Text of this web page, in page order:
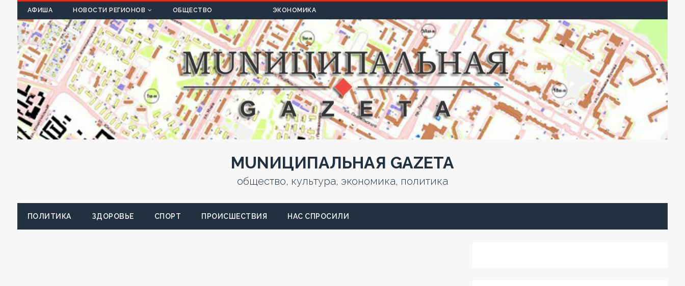
АФИША НОВОСТИ РЕГИОНОВ ОБЩЕСТВО ЭКОНОМИКА
MUNИЦИПАЛЬНАЯ GAZЕТА
общество, культура, экономика, политика
ПОЛИТИКА ЗДОРОВЬЕ СПОРТ ПРОИСШЕСТВИЯ НАС СПРОСИЛИ